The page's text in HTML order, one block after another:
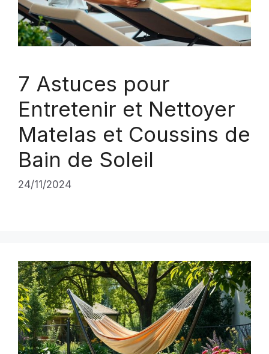
7 Astuces pour
Entretenir et Nettoyer
Matelas et Coussins de
Bain de Soleil
24/11/2024